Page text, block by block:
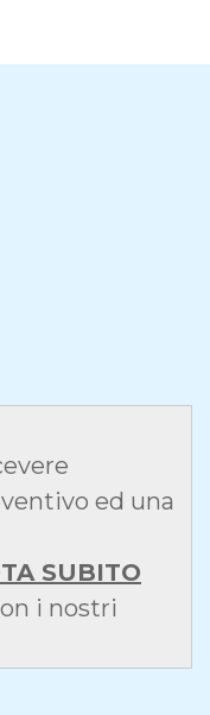
ed una
SUBITO
i nostri